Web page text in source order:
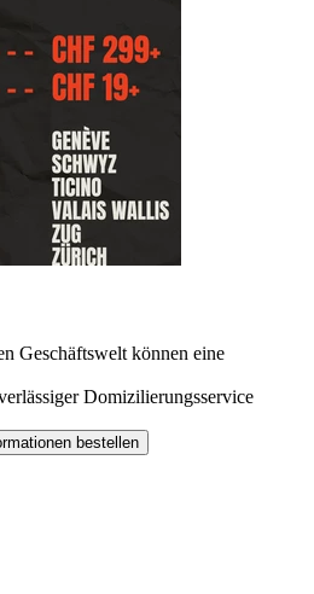
Geschäftswelt können eine
Domizilierungsservice
bestellen